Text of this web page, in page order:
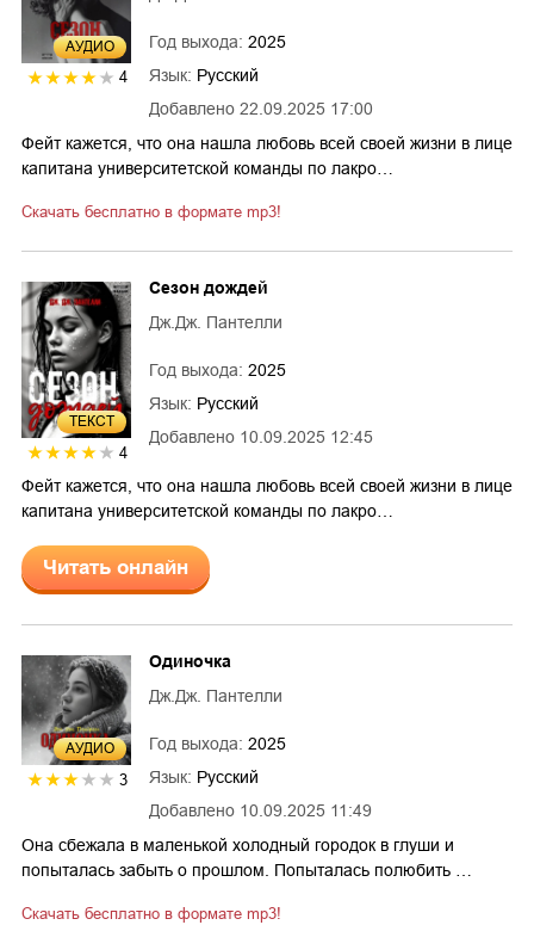
AУДИО
4
Добавлено 22.09.2025 17:00
Год выхода: 2025
Язык: Русский
Фейт кажется, что она нашла любовь всей своей жизни в лице
капитана университетской команды по лакро…
Скачать бесплатно в формате mp3!
ТЕКСТ
4
Добавлено 10.09.2025 12:45
Сезон дождей
Дж.Дж. Пантелли
Год выхода: 2025
Язык: Русский
Фейт кажется, что она нашла любовь всей своей жизни в лице
капитана университетской команды по лакро…
Читать онлайн
AУДИО
3
Добавлено 10.09.2025 11:49
Одиночка
Дж.Дж. Пантелли
Год выхода: 2025
Язык: Русский
Она сбежала в маленькой холодный городок в глуши и
попыталась забыть о прошлом. Попыталась полюбить …
Скачать бесплатно в формате mp3!